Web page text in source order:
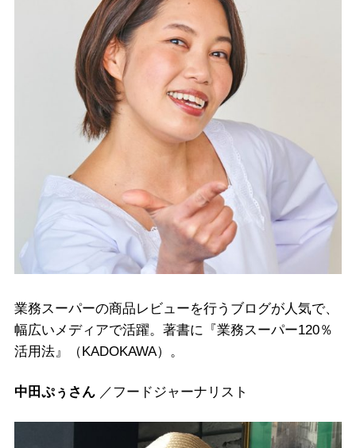
業務スーパーの商品レビューを行うブログが人気で、
幅広いメディアで活躍。著書に『業務スーパー120％
活用法』（KADOKAWA）。
中田ぷぅさん／フードジャーナリスト